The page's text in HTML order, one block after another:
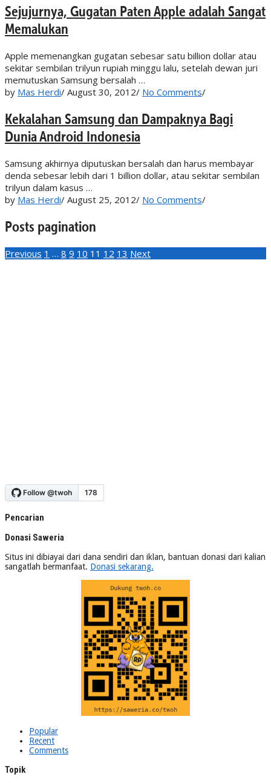
Sejujurnya, Gugatan Paten Apple adalah Sangat
Memalukan
Apple memenangkan gugatan sebesar satu billion dollar atau
sekitar sembilan trilyun rupiah minggu lalu, setelah dewan juri
memutuskan Samsung bersalah …
by Mas Herdi/ August 30, 2012/ No Comments/
Kekalahan Samsung dan Dampaknya Bagi
Dunia Android Indonesia
Samsung akhirnya diputuskan bersalah dan harus membayar
denda sebesar lebih dari 1 billion dollar, atau sekitar sembilan
trilyun dalam kasus …
by Mas Herdi/ August 25, 2012/ No Comments/
Posts pagination
Previous 1 … 8 9 10 11 12 13 Next
Pencarian
Donasi Saweria
Situs ini dibiayai dari dana sendiri dan iklan, bantuan donasi dari kalian
sangatlah bermanfaat. Donasi sekarang.
Popular
Recent
Comments
Topik